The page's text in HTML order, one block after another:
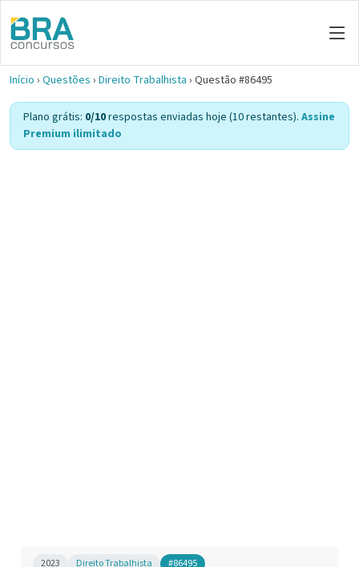
Início › Questões › Direito Trabalhista › Questão #86495
Plano grátis: 0/10respostas enviadas hoje (10 restantes). Assine
Premium ilimitado
2023 Direito Trabalhista #86495